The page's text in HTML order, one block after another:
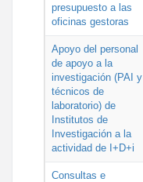
presupuesto a las
oficinas gestoras
Apoyo del personal
de apoyo a la
investigación (PAI y
técnicos de
laboratorio) de
Institutos de
Investigación a la
actividad de I+D+i
Consultas e